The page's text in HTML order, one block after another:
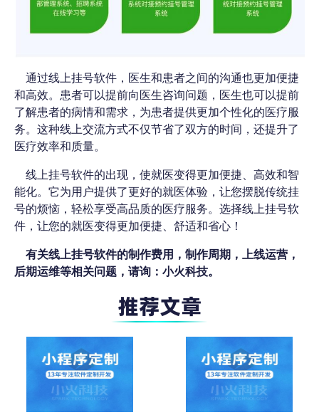
通过线上挂号软件，医生和患者之间的沟通也更加便捷
和高效。患者可以提前向医生咨询问题，医生也可以提前
了解患者的病情和需求，为患者提供更加个性化的医疗服
务。这种线上交流方式不仅节省了双方的时间，还提升了
医疗效率和质量。
线上挂号软件的出现，使就医变得更加便捷、高效和智
能化。它为用户提供了更好的就医体验，让您摆脱传统挂
号的烦恼，轻松享受高品质的医疗服务。选择线上挂号软
件，让您的就医变得更加便捷、舒适和省心！
有关线上挂号软件的制作费用，制作周期，上线运营，
后期运维等相关问题，请询：小火科技。